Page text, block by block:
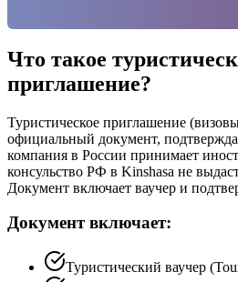
Что такое
приглашение?
Туристическое приглашение
официальный документ,
компания в России принимает
консульство РФ в Kinshasa не
Документ включает ваучер и
Документ включает:
Туристический ваучер